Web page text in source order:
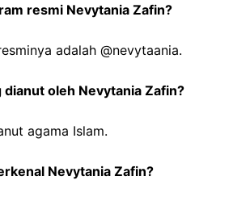
resmi Nevytania Zafin?
adalah @nevytaania.
dianut oleh Nevytania Zafin?
agama Islam.
Nevytania Zafin?